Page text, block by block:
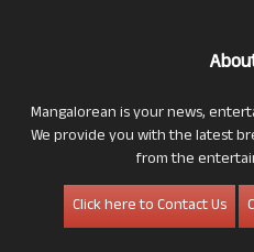
Mangalorean is your news,
We provide you with the latest
from the
Click here to Contact Us